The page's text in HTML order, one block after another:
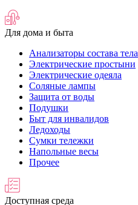
Для дома и быта
Анализаторы состава тела
Электрические простыни
Электрические одеяла
Соляные лампы
Защита от воды
Подушки
Быт для инвалидов
Ледоходы
Сумки тележки
Напольные весы
Прочее
Доступная среда